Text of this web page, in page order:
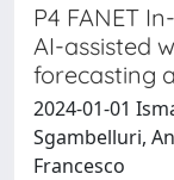
P4 FANET
AI-assisted
forecasting
2024-01-01
Sgambelluri,
Francesco